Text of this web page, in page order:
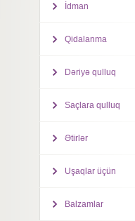
İdman
Qidalanma
Dəriyə qulluq
Saçlara qulluq
Ətirlər
Uşaqlar üçün
Balzamlar